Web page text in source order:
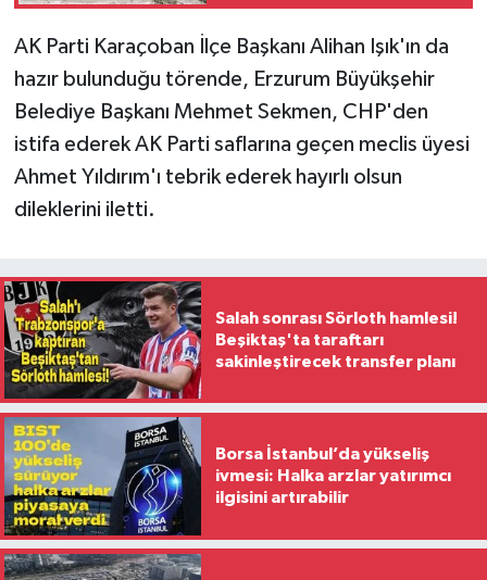
AK Parti Karaçoban İlçe Başkanı Alihan Işık'ın da
hazır bulunduğu törende, Erzurum Büyükşehir
Belediye Başkanı Mehmet Sekmen, CHP'den
istifa ederek AK Parti saflarına geçen meclis üyesi
Ahmet Yıldırım'ı tebrik ederek hayırlı olsun
dileklerini iletti.
Salah sonrası Sörloth hamlesi!
Beşiktaş'ta taraftarı
sakinleştirecek transfer planı
Borsa İstanbul’da yükseliş
ivmesi: Halka arzlar yatırımcı
ilgisini artırabilir